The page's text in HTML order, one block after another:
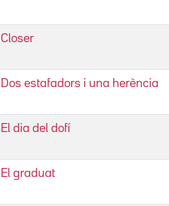
Closer
Dos estafadors i una herència
El dia del dofí
El graduat